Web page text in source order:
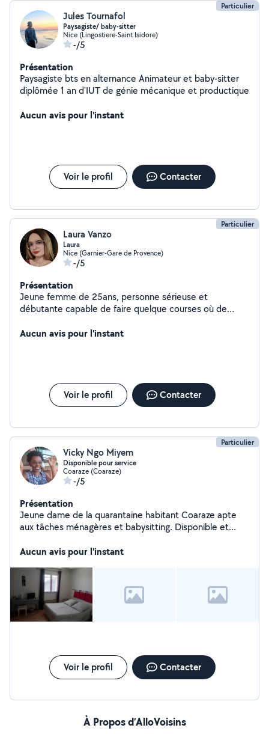
Particulier
Jules Tournafol
Paysagiste/ baby-sitter
Nice (Lingostiere-Saint Isidore)
-/5
Présentation
Paysagiste bts en alternance Animateur et baby-sitter
diplômée 1 an d'IUT de génie mécanique et productique
Aucun avis pour l'instant
Voir le profil Contacter
Particulier
Laura Vanzo
Laura
Nice (Garnier-Gare de Provence)
-/5
Présentation
Jeune femme de 25ans, personne sérieuse et
débutante capable de faire quelque courses où de
enfants et jouer avec eux débutante dans le domaine.
Aucun avis pour l'instant
Voir le profil Contacter
Particulier
Vicky Ngo Miyem
Disponible pour service
Coaraze (Coaraze)
-/5
Présentation
Jeune dame de la quarantaine habitant Coaraze apte
aux tâches ménagères et babysitting. Disponible et
Aucun avis pour l'instant
Voir le profil Contacter
À Propos d’AlloVoisins